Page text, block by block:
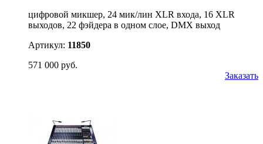
цифровой микшер, 24 мик/лин XLR входа, 16 XLR
выходов, 22 фэйдера в одном слое, DMX выход
Артикул: 11850
571 000 руб.
Заказать